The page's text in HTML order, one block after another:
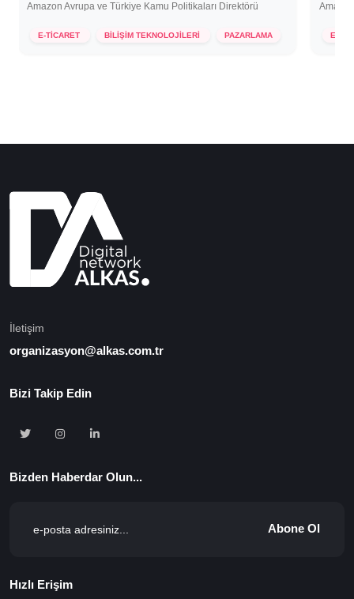
Amazon Avrupa ve Türkiye Kamu Politikaları Direktörü
E-TİCARET BİLİŞİM TEKNOLOJİLERİ PAZARLAMA E-
İletişim
organizasyon@alkas.com.tr
Bizi Takip Edin
Bizden Haberdar Olun...
Abone Ol
Hızlı Erişim